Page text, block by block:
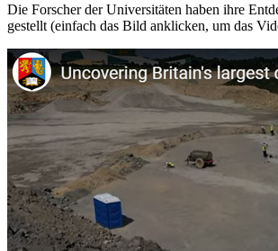
Die Forscher der Universitäten haben ihre
gestellt (einfach das Bild anklicken, um das